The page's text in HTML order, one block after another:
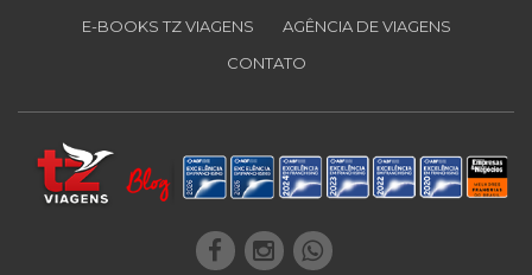
E-BOOKS TZ VIAGENS
AGÊNCIA DE VIAGENS
CONTATO